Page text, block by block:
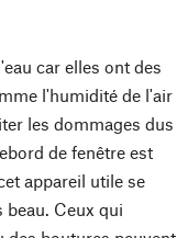
car elles ont des
l'humidité de l'air
les dommages dus
de fenêtre est
appareil utile se
beau. Ceux qui